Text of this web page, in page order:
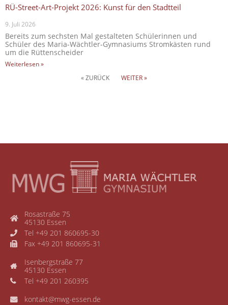
RÜ-Street-Art-Projekt 2026: Kunst für den Stadtteil
9. Juli 2026
Bereits zum sechsten Mal gestalteten Schülerinnen und
Schüler des Maria-Wächtler-Gymnasiums Stromkästen rund
um die Rüttenscheider
Weiterlesen »
« ZURÜCK
WEITER »
Rosastraße 75
45130 Essen
Tel +49 201 860695-30
Fax +49 201 860695-31
Isenbergstraße 77
45130 Essen
Tel +49 201 260395
kontakt@mwg-essen.de